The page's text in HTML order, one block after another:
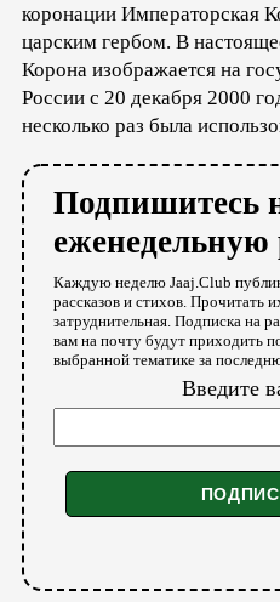
коронации Императорская
царским гербом. В
Корона изображается на
России с 20 декабря 2000
несколько раз была
Подпишитесь
еженедельную
Каждую неделю Jaaj.Club
рассказов и стихов. Прочитать
затруднительная. Подписка на
вам на почту будут приходить
выбранной тематике за
Введите